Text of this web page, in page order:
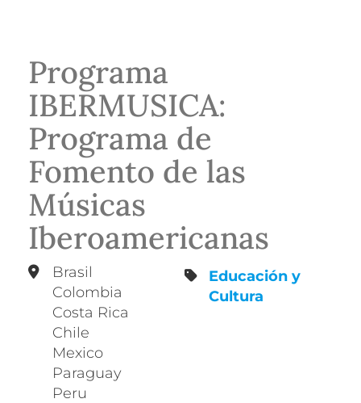
Programa
IBERMUSICA:
Programa de
Fomento de las
Músicas
Iberoamericanas
Brasil
Colombia
Costa Rica
Chile
Mexico
Paraguay
Peru
Educación y
Cultura